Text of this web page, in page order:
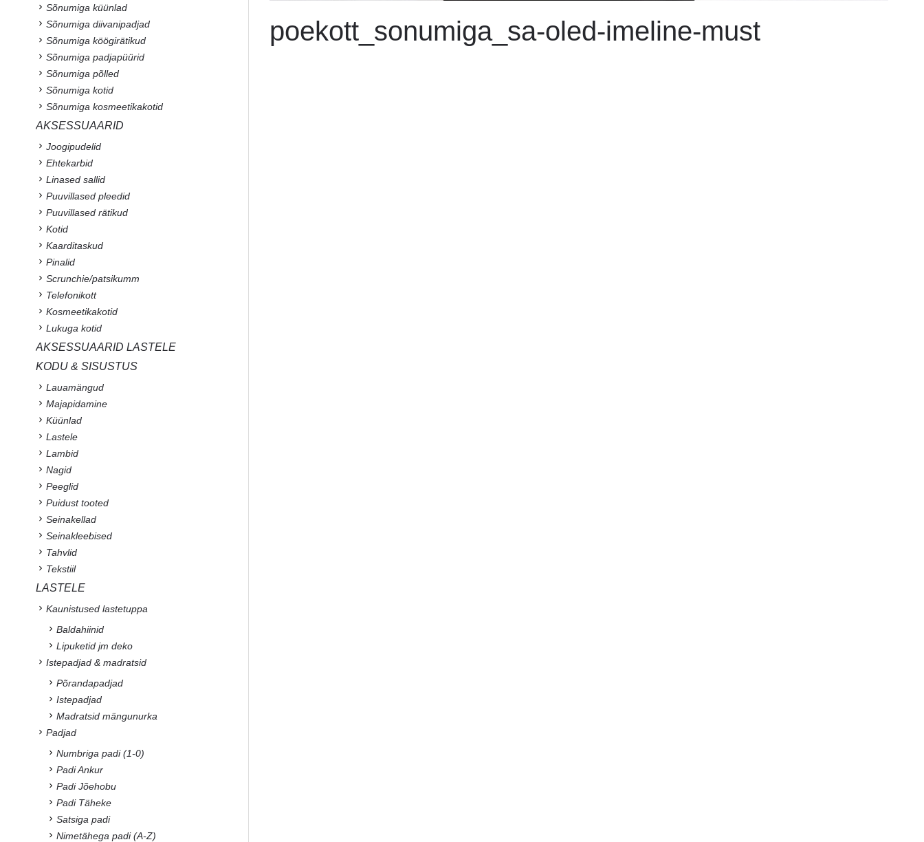
poekott_sonumiga_sa-oled-imeline-must
Sõnumiga küünlad
Sõnumiga diivanipadjad
Sõnumiga köögirätikud
Sõnumiga padjapüürid
Sõnumiga põlled
Sõnumiga kotid
Sõnumiga kosmeetikakotid
AKSESSUAARID
Joogipudelid
Ehtekarbid
Linased sallid
Puuvillased pleedid
Puuvillased rätikud
Kotid
Kaarditaskud
Pinalid
Scrunchie/patsikumm
Telefonikott
Kosmeetikakotid
Lukuga kotid
AKSESSUAARID LASTELE
KODU & SISUSTUS
Lauamängud
Majapidamine
Küünlad
Lastele
Lambid
Nagid
Peeglid
Puidust tooted
Seinakellad
Seinakleebised
Tahvlid
Tekstiil
LASTELE
Kaunistused lastetuppa
Baldahiinid
Lipuketid jm deko
Istepadjad & madratsid
Põrandapadjad
Istepadjad
Madratsid mängunurka
Padjad
Numbriga padi (1-0)
Padi Ankur
Padi Jõehobu
Padi Täheke
Satsiga padi
Nimetähega padi (A-Z)